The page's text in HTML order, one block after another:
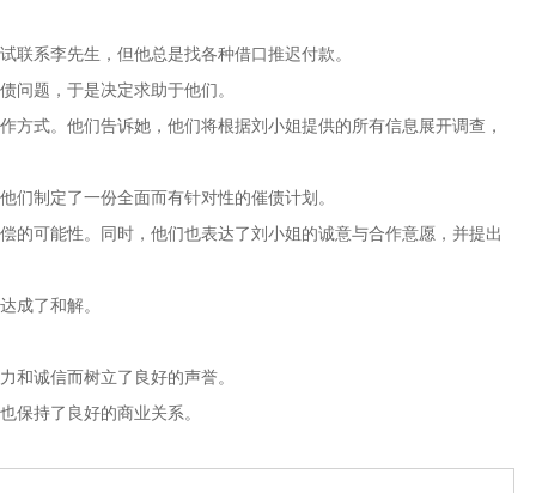
系李先生，但他总是找各种借口推迟付款。
问题，于是决定求助于他们。
式。他们告诉她，他们将根据刘小姐提供的所有信息展开调查，
们制定了一份全面而有针对性的催债计划。
的可能性。同时，他们也表达了刘小姐的诚意与合作意愿，并提出
成了和解。
和诚信而树立了良好的声誉。
保持了良好的商业关系。